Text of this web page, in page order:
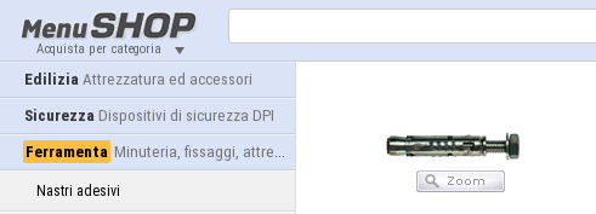
Acquista per categoria
Edilizia Attrezzatura ed accessori
Sicurezza Dispositivi di sicurezza DPI
Ferramenta Minuteria, fissaggi, attrezzatura
Nastri adesivi